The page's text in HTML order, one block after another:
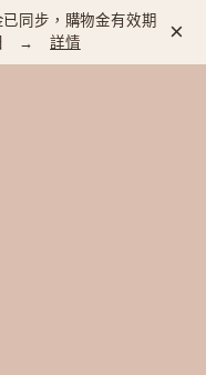
同步，購物金有效期
日 →詳情 ×